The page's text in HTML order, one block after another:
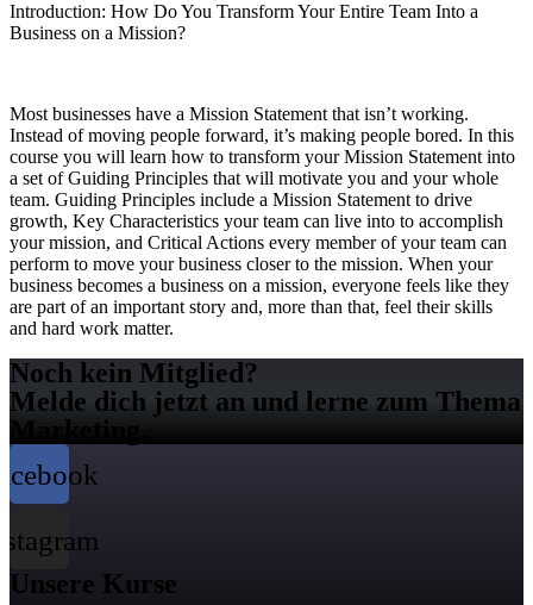
Introduction: How Do You Transform Your Entire Team Into a
Business on a Mission?
Most businesses have a Mission Statement that isn’t working.
Instead of moving people forward, it’s making people bored. In this
course you will learn how to transform your Mission Statement into
a set of Guiding Principles that will motivate you and your whole
team. Guiding Principles include a Mission Statement to drive
growth, Key Characteristics your team can live into to accomplish
your mission, and Critical Actions every member of your team can
perform to move your business closer to the mission. When your
business becomes a business on a mission, everyone feels like they
are part of an important story and, more than that, feel their skills
and hard work matter.
Noch kein Mitglied?
Melde dich jetzt an und lerne zum Thema
Marketing.
Unsere Kurse